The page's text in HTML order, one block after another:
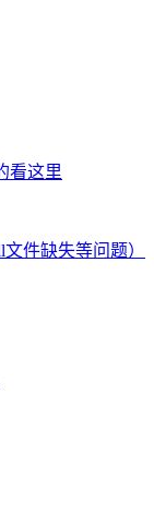
看这里
件缺失等问题）